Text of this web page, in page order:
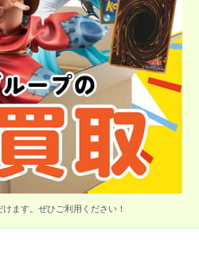
ます。ぜひご利用ください！